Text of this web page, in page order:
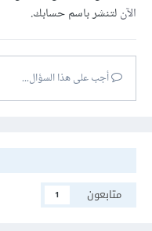
الآنلتنشر باسم حسابك.
أجب على هذا السؤال...
متابعون
1